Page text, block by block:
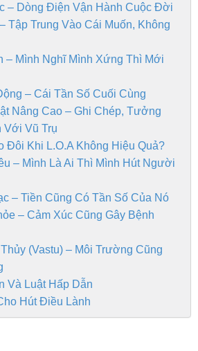
– Dòng Điện Vận Hành Cuộc Đời
Tập Trung Vào Cái Muốn, Không
– Mình Nghĩ Mình Xứng Thì Mới
– Cái Tần Số Cuối Cùng
Nâng Cao – Ghi Chép, Tưởng
Với Vũ Trụ
Đôi Khi L.O.A Không Hiệu Quả?
– Mình Là Ai Thì Mình Hút Người
– Tiền Cũng Có Tần Số Của Nó
– Cảm Xúc Cũng Gây Bệnh
(Vastu) – Môi Trường Cũng
Và Luật Hấp Dẫn
Hút Điều Lành